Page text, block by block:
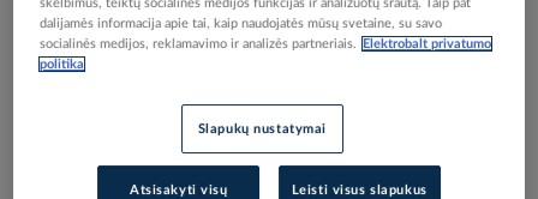
images
gallery
Elektrobalt prekės kodas
EAN kodas
3389110349122
Gamintojo prekės kodas
Prisijunkite, norėdami pamatyti kainas
Įtraukti į palyginimą
skelbimus, teiktų socialinės medijos funkcijas ir analizuotų srautą. Taip pat
dalijamės informacija apie tai, kaip naudojatės mūsų svetaine, su savo
socialinės medijos, reklamavimo ir analizės partneriais.
Elektrobalt privatumo
politika
Slapukų nustatymai
Atsisakyti visų Leisti visus slapukus